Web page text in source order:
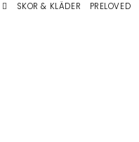
SKOR & KLÄDER PRELOVED